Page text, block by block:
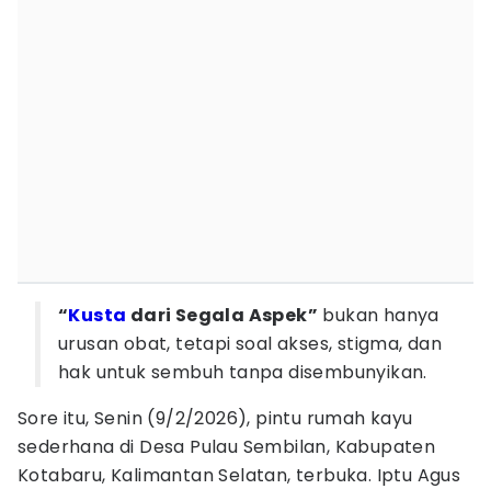
“Kusta dari Segala Aspek” bukan hanya
urusan obat, tetapi soal akses, stigma, dan
hak untuk sembuh tanpa disembunyikan.
Sore itu, Senin (9/2/2026), pintu rumah kayu
sederhana di Desa Pulau Sembilan, Kabupaten
Kotabaru, Kalimantan Selatan, terbuka. Iptu Agus